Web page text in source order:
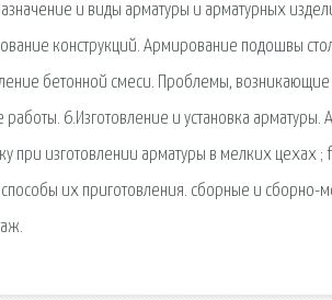
и виды арматуры и арматурных
конструкций. Армирование подошвы
бетонной смеси. Проблемы,
6.Изготовление и установка арматуры.
при изготовлении арматуры в мелких цехах
их приготовления. сборные и сборно-